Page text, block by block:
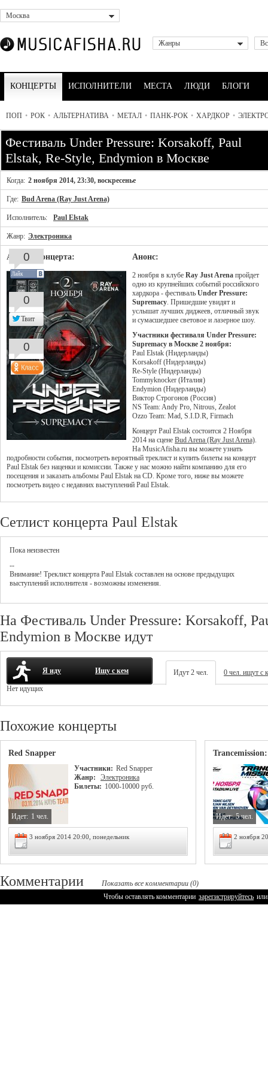
Москва
Жанры
КОНЦЕРТЫ ИСПОЛНИТЕЛИ МЕСТА ЛЮДИ БЛОГИ
ПОП • РОК • АЛЬТЕРНАТИВА • МЕТАЛ • ПАНК-РОК • ХАРДКОР •
Фестиваль Under Pressure: Korsakoff, Paul
Elstak, Re-Style, Endymion в Москве
Когда: 2 ноября 2014, 23:30, воскресенье
Где: Bud Arena (Ray Just Arena)
Исполнитель: Paul Elstak
Жанр: Электроника
Афиша концерта: Анонс:
2 ноября в клубе Ray Just Arena пройдет
одно из крупнейших событий российского
хардкора - фестиваль Under Pressure:
Supremacy. Пришедшие увидят и
услышат лучших диджеев, отличный звук
и сумасшедшее световое и лазерное шоу.
Участники фестиваля Under Pressure:
Supremacy в Москве 2 ноября:
Paul Elstak (Нидерланды)
Korsakoff (Нидерланды)
Re-Style (Нидерланды)
Tommyknocker (Италия)
Endymion (Нидерланды)
Виктор Строгонов (Россия)
NS Team: Andy Pro, Nitrous, Zealot
Ozzo Team: Mad, S.I.D.R, Firmach
Концерт Paul Elstak состоится 2 Ноября
2014 на сцене Bud Arena (Ray Just Arena).
На MusicAfisha.ru вы можете узнать
подробности события, посмотреть вероятный треклист и купить билеты на концерт
Paul Elstak без наценки и комиссии. Также у нас можно найти компанию для его
посещения и заказать альбомы Paul Elstak на CD. Кроме того, ниже вы можете
посмотреть видео с недавних выступлений Paul Elstak.
Сетлист концерта Paul Elstak
Пока неизвестен
--
Внимание! Треклист концерта Paul Elstak составлен на основе предыдущих
выступлений исполнителя - возможны изменения.
На Фестиваль Under Pressure: Korsakoff,
Endymion в Москве идут
Я иду Ищу с кем Идут 2 чел.
0 чел. ищут с
Нет идущих
Похожие концерты
Red Snapper
Участники: Red Snapper
Жанр:
Электроника
Билеты: 1000-10000 руб.
Идет: 1 чел.
3 ноября 2014 20:00, понедельник
Идет: 5 чел.
2 ноября
Комментарии
Показать все комментарии (0)
Чтобы оставлять комментарии зарегистрируйтесь или
0
Лайк
0
Твит
0